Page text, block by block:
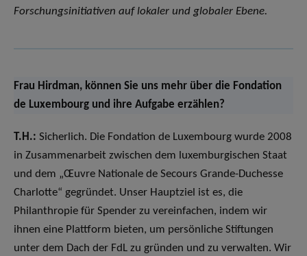
Forschungsinitiativen auf lokaler und globaler Ebene.
Frau Hirdman, können Sie uns mehr über die Fondation
de Luxembourg und ihre Aufgabe erzählen?
T.H.: Sicherlich. Die Fondation de Luxembourg wurde 2008
in Zusammenarbeit zwischen dem luxemburgischen Staat
und dem „Œuvre Nationale de Secours Grande-Duchesse
Charlotte“ gegründet. Unser Hauptziel ist es, die
Philanthropie für Spender zu vereinfachen, indem wir
ihnen eine Plattform bieten, um persönliche Stiftungen
unter dem Dach der FdL zu gründen und zu verwalten. Wir